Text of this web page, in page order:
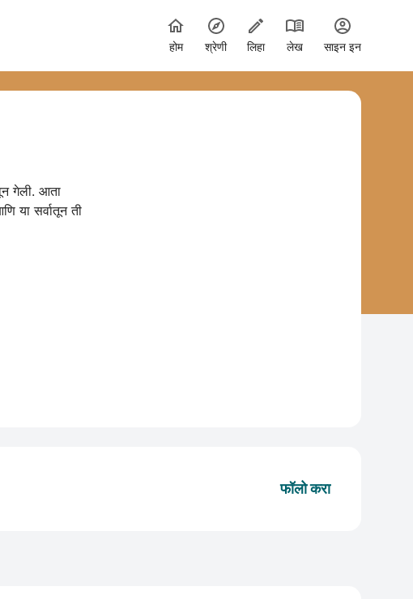
होम श्रेणी लिहा लेख साइन इन
गेली. आता
या सर्वातून ती
फॉलो करा